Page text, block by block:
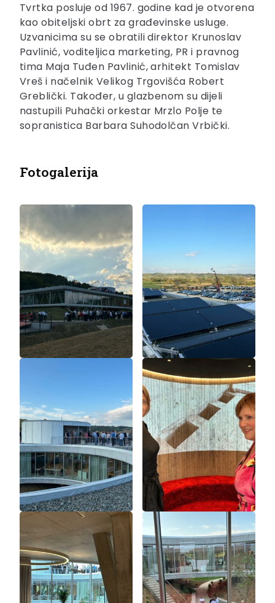
Tvrtka posluje od 1967. godine kad je otvorena
kao obiteljski obrt za građevinske usluge.
Uzvanicima su se obratili direktor Krunoslav
Pavlinić, voditeljica marketing, PR i pravnog
tima Maja Tuđen Pavlinić, arhitekt Tomislav
Vreš i načelnik Velikog Trgovišća Robert
Greblički. Također, u glazbenom su dijeli
nastupili Puhački orkestar Mrzlo Polje te
sopranistica Barbara Suhodolčan Vrbički.
Fotogalerija